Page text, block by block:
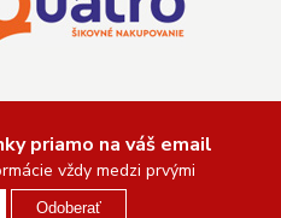
priamo na váš email
vždy medzi prvými
Odoberať